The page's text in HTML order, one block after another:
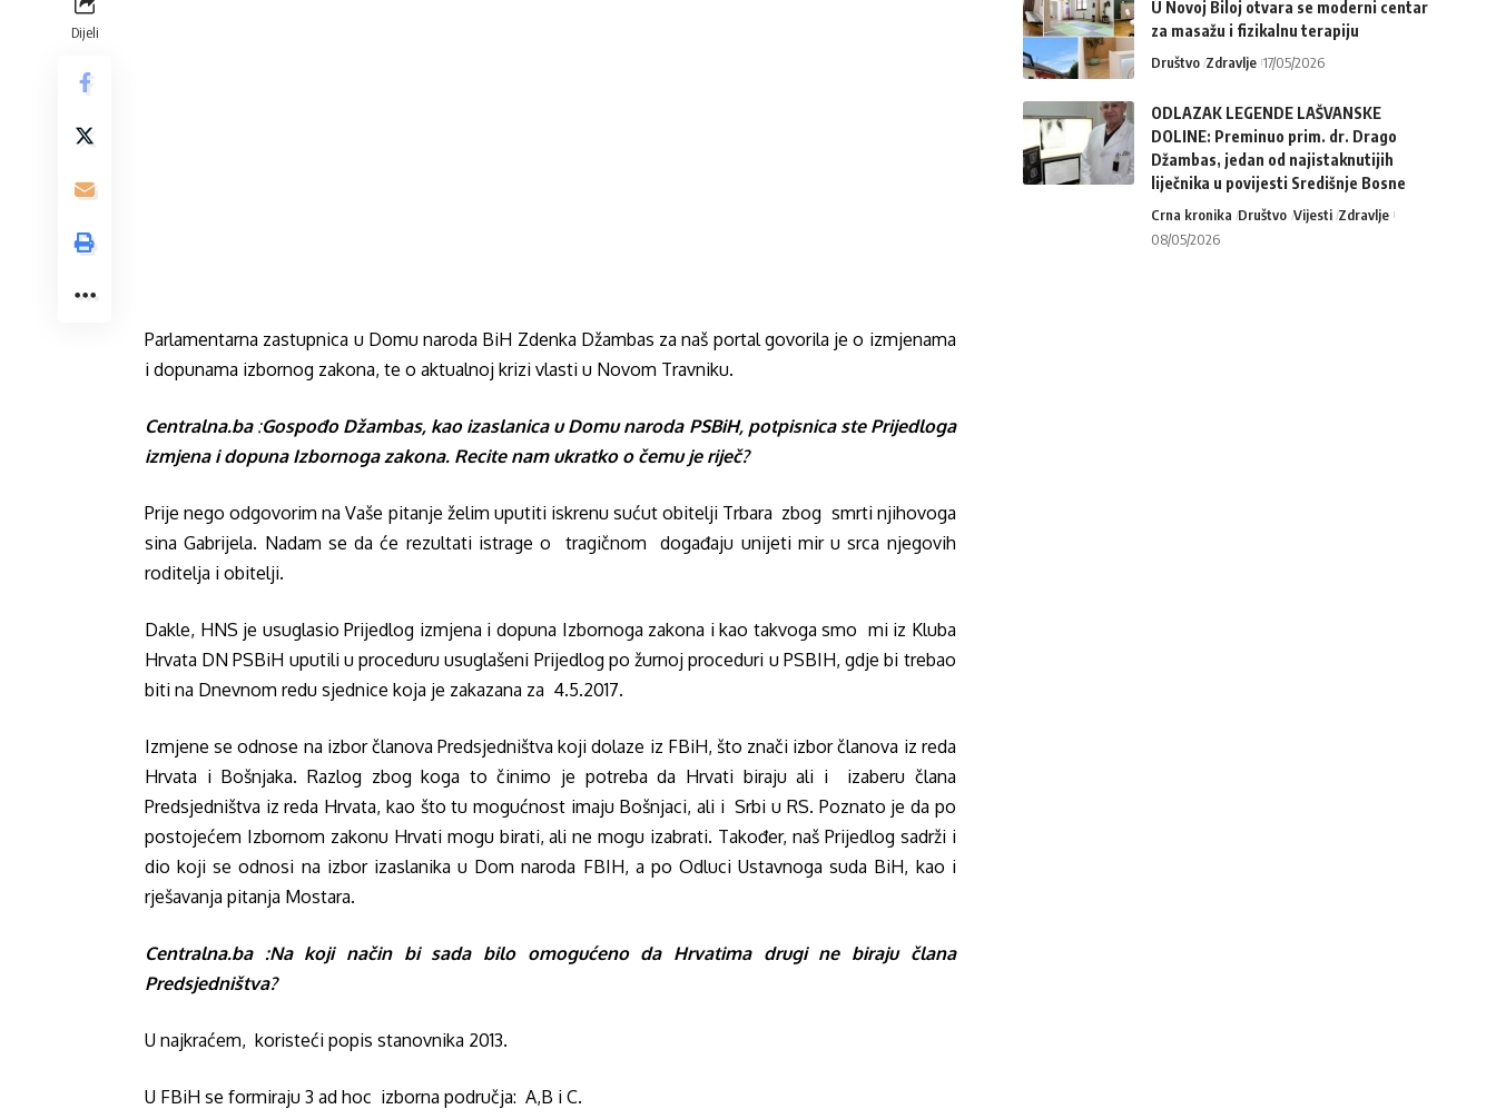
Dijeli
Parlamentarna zastupnica u Domu naroda BiH Zdenka Džambas za naš portal govorila je o izmjenama
i dopunama izbornog zakona, te o aktualnoj krizi vlasti u Novom Travniku.
Centralna.ba:Gospođo Džambas, kao izaslanica u Domu naroda PSBiH, potpisnica ste Prijedloga
izmjena i dopuna Izbornoga zakona. Recite nam ukratko o čemu je riječ?
Prije nego odgovorim na Vaše pitanje želim uputiti iskrenu sućut obitelji Trbara zbog smrti njihovoga
sina Gabrijela. Nadam se da će rezultati istrage o tragičnom događaju unijeti mir u srca njegovih
roditelja i obitelji.
Dakle, HNS je usuglasio Prijedlog izmjena i dopuna Izbornoga zakona i kao takvoga smo mi iz Kluba
Hrvata DN PSBiH uputili u proceduru usuglašeni Prijedlog po žurnoj proceduri u PSBIH, gdje bi trebao
biti na Dnevnom redu sjednice koja je zakazana za 4.5.2017.
Izmjene se odnose na izbor članova Predsjedništva koji dolaze iz FBiH, što znači izbor članova iz reda
Hrvata i Bošnjaka. Razlog zbog koga to činimo je potreba da Hrvati biraju ali i izaberu člana
Predsjedništva iz reda Hrvata, kao što tu mogućnost imaju Bošnjaci, ali i Srbi u RS. Poznato je da po
postojećem Izbornom zakonu Hrvati mogu birati, ali ne mogu izabrati. Također, naš Prijedlog sadrži i
dio koji se odnosi na izbor izaslanika u Dom naroda FBIH, a po Odluci Ustavnoga suda BiH, kao i
rješavanja pitanja Mostara.
Centralna.ba :Na koji način bi sada bilo omogućeno da Hrvatima drugi ne biraju člana
Predsjedništva?
U najkraćem, koristeći popis stanovnika 2013.
U FBiH se formiraju 3 ad hoc izborna područja: A,B i C.
U Novoj Biloj otvara se moderni centar
za masažu i fizikalnu terapiju
Društvo Zdravlje 17/05/2026
ODLAZAK LEGENDE LAŠVANSKE
DOLINE: Preminuo prim. dr. Drago
Džambas, jedan od najistaknutijih
liječnika u povijesti Središnje Bosne
Crna kronika Društvo Vijesti Zdravlje
08/05/2026